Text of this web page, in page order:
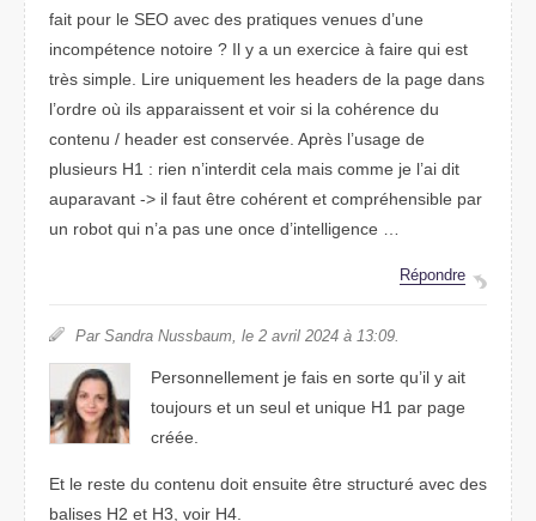
fait pour le SEO avec des pratiques venues d’une
incompétence notoire ? Il y a un exercice à faire qui est
très simple. Lire uniquement les headers de la page dans
l’ordre où ils apparaissent et voir si la cohérence du
contenu / header est conservée. Après l’usage de
plusieurs H1 : rien n’interdit cela mais comme je l’ai dit
auparavant -> il faut être cohérent et compréhensible par
un robot qui n’a pas une once d’intelligence …
Répondre
Par Sandra Nussbaum, le 2 avril 2024 à 13:09.
Personnellement je fais en sorte qu’il y ait
toujours et un seul et unique H1 par page
créée.
Et le reste du contenu doit ensuite être structuré avec des
balises H2 et H3, voir H4.